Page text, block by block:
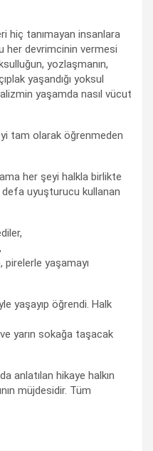
hiç tanımayan insanlara
her devrimcinin vermesi
yozlaşmanın,
yaşandığı yoksul
yaşamda nasıl vücut
tam olarak öğrenmeden
her şeyi halkla birlikte
defa uyuşturucu kullanan
yaşamayı
yaşayıp öğrendi. Halk
yarın sokağa taşacak
anlatılan hikaye halkın
müjdesidir. Tüm